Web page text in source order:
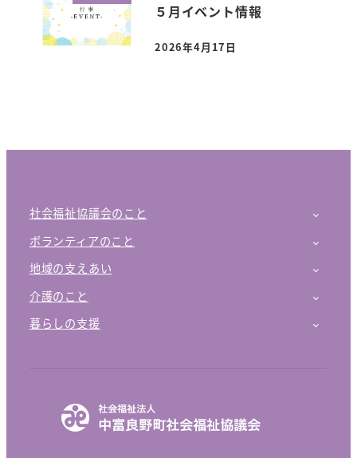
５月イベント情報
投稿日
2026年4月17日
社会福祉協議会のこと
ボランティアのこと
地域の支えあい
介護のこと
暮らしの支援